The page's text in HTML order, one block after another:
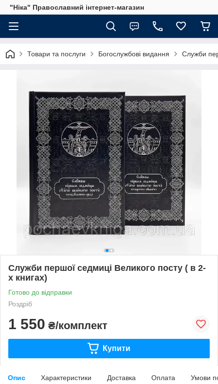
"Ніка" Православний інтернет-магазин
Товари та послуги Богослужбові видання Служби
Служби першої седмиці Великого посту ( в 2-
х книгах)
Готово до відправки
Роздріб
1 550 ₴/комплект
Купити
Опис Характеристики Доставка Оплата Умови